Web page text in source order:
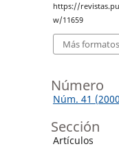
https://
w/11659
Más
Número
Núm. 41
Sección
Artículos